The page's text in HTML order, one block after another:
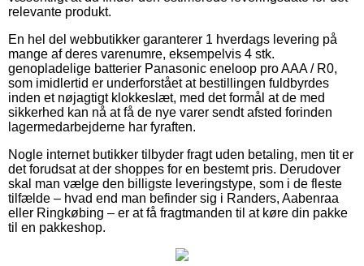
relevante produkt.
En hel del webbutikker garanterer 1 hverdags levering på
mange af deres varenumre, eksempelvis 4 stk.
genopladelige batterier Panasonic eneloop pro AAA / R0,
som imidlertid er underforstået at bestillingen fuldbyrdes
inden et nøjagtigt klokkeslæt, med det formål at de med
sikkerhed kan nå at få de nye varer sendt afsted forinden
lagermedarbejderne har fyraften.
Nogle internet butikker tilbyder fragt uden betaling, men tit er
det forudsat at der shoppes for en bestemt pris. Derudover
skal man vælge den billigste leveringstype, som i de fleste
tilfælde – hvad end man befinder sig i Randers, Aabenraa
eller Ringkøbing – er at få fragtmanden til at køre din pakke
til en pakkeshop.